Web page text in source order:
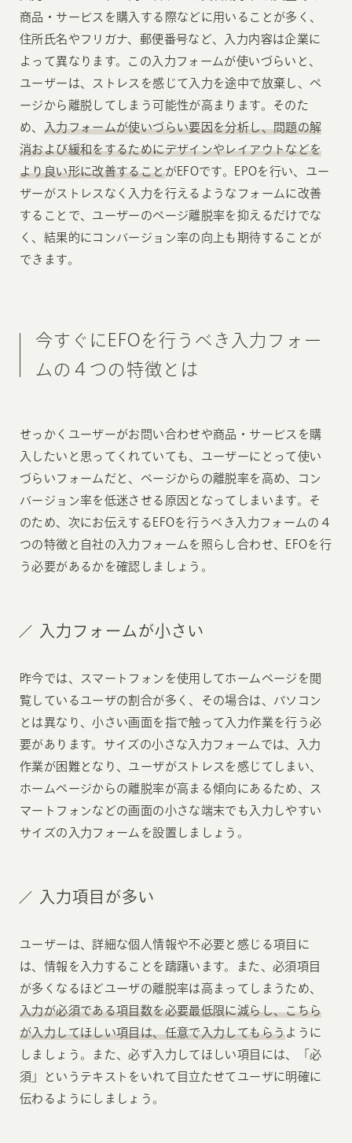
商品・サービスを購入する際などに用いることが多く、
住所氏名やフリガナ、郵便番号など、入力内容は企業に
よって異なります。この入力フォームが使いづらいと、
ユーザーは、ストレスを感じて入力を途中で放棄し、ペ
ージから離脱してしまう可能性が高まります。そのた
め、 入力フォームが使いづらい要因を分析し、問題の解
消および緩和をするためにデザインやレイアウトなどを
より良い形に改善することがEFOです。EPOを行い、ユー
ザーがストレスなく入力を行えるようなフォームに改善
することで、ユーザーのページ離脱率を抑えるだけでな
く、結果的にコンバージョン率の向上も期待することが
できます。
今すぐにEFOを行うべき入力フォー
ムの４つの特徴とは
せっかくユーザーがお問い合わせや商品・サービスを購
入したいと思ってくれていても、ユーザーにとって使い
づらいフォームだと、ページからの離脱率を高め、コン
バージョン率を低迷させる原因となってしまいます。そ
のため、次にお伝えするEFOを行うべき入力フォームの４
つの特徴と自社の入力フォームを照らし合わせ、EFOを行
う必要があるかを確認しましょう。
入力フォームが小さい
昨今では、スマートフォンを使用してホームページを閲
覧しているユーザの割合が多く、その場合は、パソコン
とは異なり、小さい画面を指で触って入力作業を行う必
要があります。サイズの小さな入力フォームでは、入力
作業が困難となり、ユーザがストレスを感じてしまい、
ホームページからの離脱率が高まる傾向にあるため、ス
マートフォンなどの画面の小さな端末でも入力しやすい
サイズの入力フォームを設置しましょう。
入力項目が多い
ユーザーは、詳細な個人情報や不必要と感じる項目に
は、情報を入力することを躊躇います。また、必須項目
が多くなるほどユーザの離脱率は高まってしまうため、
入力が必須である項目数を必要最低限に減らし、こちら
が入力してほしい項目は、任意で入力してもらう ように
しましょう。また、必ず入力してほしい項目には、「必
須」というテキストをいれて目立たせてユーザに明確に
伝わるようにしましょう。